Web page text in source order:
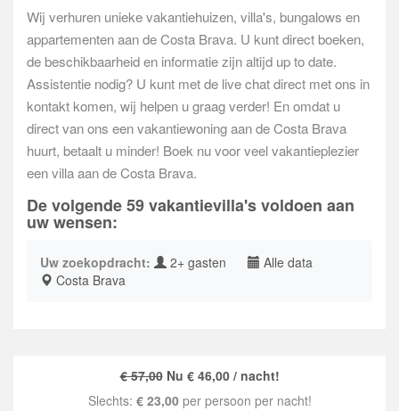
Wij verhuren unieke vakantiehuizen, villa's, bungalows en
appartementen aan de Costa Brava. U kunt direct boeken,
de beschikbaarheid en informatie zijn altijd up to date.
Assistentie nodig? U kunt met de live chat direct met ons in
kontakt komen, wij helpen u graag verder! En omdat u
direct van ons een vakantiewoning aan de Costa Brava
huurt, betaalt u minder! Boek nu voor veel vakantieplezier
een villa aan de Costa Brava.
De volgende 59 vakantievilla's voldoen aan
uw wensen:
Uw zoekopdracht: 2+ gasten
Alle data
Costa Brava
€ 57,00Nu € 46,00 / nacht!
Slechts: € 23,00per persoon per nacht!